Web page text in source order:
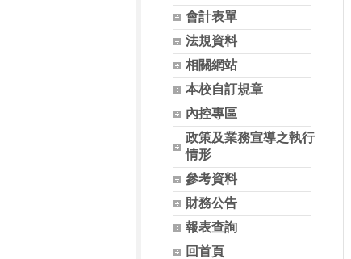
會計表單
法規資料
相關網站
本校自訂規章
內控專區
政策及業務宣導之執行
情形
參考資料
財務公告
報表查詢
回首頁